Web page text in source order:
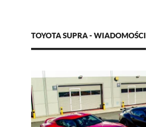
TOYOTA SUPRA - WIADOMOŚCI